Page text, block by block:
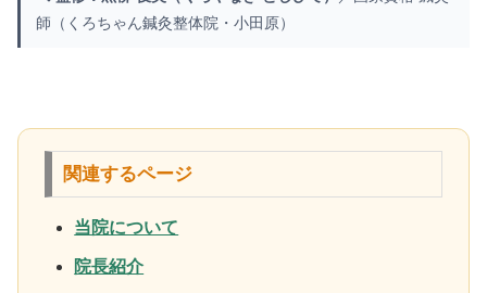
師（くろちゃん鍼灸整体院・小田原）
関連するページ
当院について
院長紹介